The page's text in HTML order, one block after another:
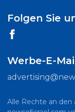
Folgen Sie
Werbe-E-
Alle Rechte an den